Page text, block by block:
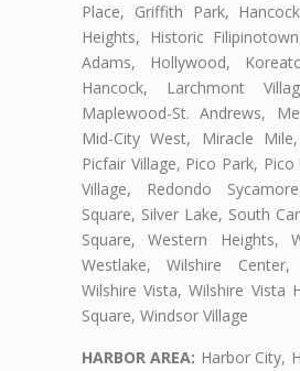
Place, Griffith Park,
Heights, Historic
Adams, Hollywood,
Hancock, Larchmont
Maplewood-St. Andrews,
Mid-City West, Miracle
Picfair Village, Pico Park,
Village, Redondo
Square, Silver Lake, South
Square, Western Heights,
Westlake, Wilshire
Wilshire Vista, Wilshire Vista
Square, Windsor Village
HARBOR AREA: Harbor City,